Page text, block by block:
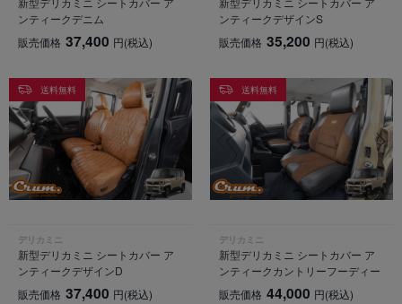
ンティークデニム
販売価格 37,400 円(税込)
ンティークデザインS
販売価格 35,200 円(税込)
送料無料
デリカミニ
新型デリカミニ シートカバー ア
ンティークデザインD
販売価格 37,400 円(税込)
送料無料
デリカミニ
新型デリカミニ シートカバー ア
ンティークカントリーフーディー
販売価格 44,000 円(税込)